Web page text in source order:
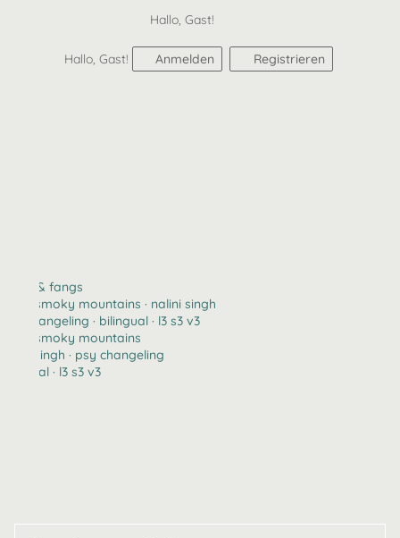
Hallo, Gast!
Hallo, Gast! Anmelden Registrieren
claws & fangs
2123 · smoky mountains · nalini singh
psy changeling · bilingual · l3 s3 v3
2123 · smoky mountains
nalini singh · psy changeling
bilingual · l3 s3 v3